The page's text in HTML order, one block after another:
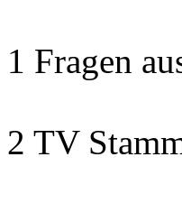
1 Fragen
2 TV